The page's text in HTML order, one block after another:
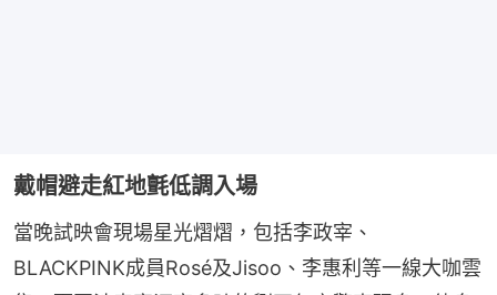
戴帽避走紅地氈低調入場
當晚試映會現場星光熠熠，包括李政宰、
BLACKPINK成員Rosé及Jisoo、李惠利等一線大咖雲